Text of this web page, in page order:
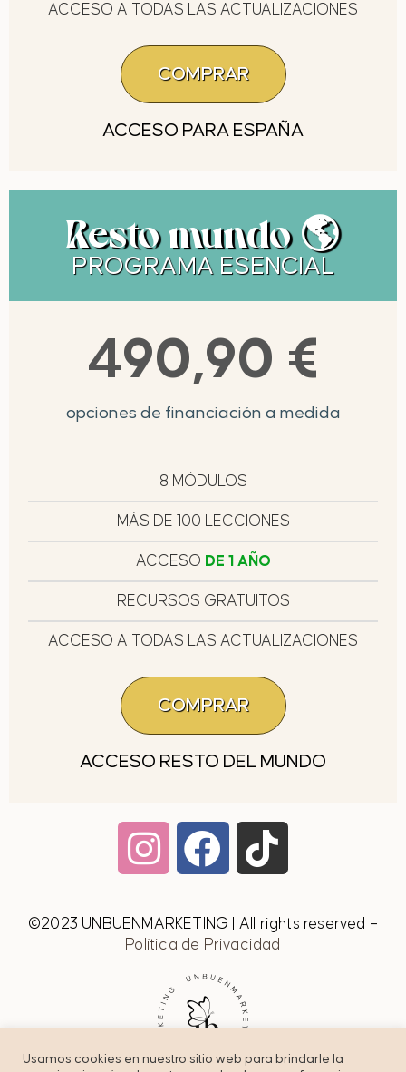
ACCESO A TODAS LAS ACTUALIZACIONES
COMPRAR
ACCESO PARA ESPAÑA
Resto mundo 🌎
PROGRAMA ESENCIAL
490,90 €
opciones de financiación a medida
8 MÓDULOS
MÁS DE 100 LECCIONES
ACCESO DE 1 AÑO
RECURSOS GRATUITOS
ACCESO A TODAS LAS ACTUALIZACIONES
COMPRAR
ACCESO RESTO DEL MUNDO
©2023 UNBUENMARKETING | All rights reserved –
Política de Privacidad
Usamos cookies en nuestro sitio web para brindarle la